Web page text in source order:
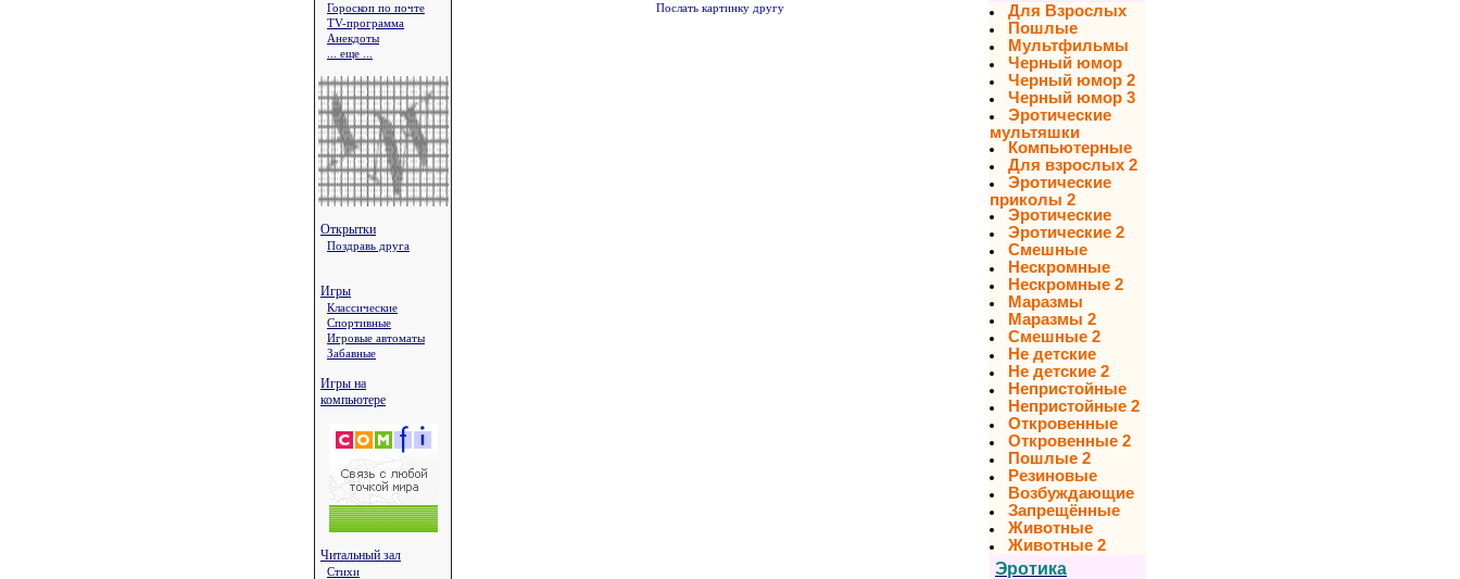
Гороскоп по почте
TV-программа
Анекдоты
... еще ...
Открытки
Поздравь друга
Игры
Классические
Спортивные
Игровые автоматы
Забавные
Игры на
компьютере
Читальный зал
Стихи
Послать картинку другу
Для Взрослых
Пошлые
Мультфильмы
Черный юмор
Черный юмор 2
Черный юмор 3
Эротические
мультяшки
Компьютерные
Для взрослых 2
Эротические
приколы 2
Эротические
Эротические 2
Смешные
Нескромные
Нескромные 2
Маразмы
Маразмы 2
Смешные 2
Не детские
Не детские 2
Непристойные
Непристойные 2
Откровенные
Откровенные 2
Пошлые 2
Резиновые
Возбуждающие
Запрещённые
Животные
Животные 2
Эротика